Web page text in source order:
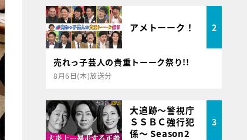
アメトーーク！ 2
売れっ子芸人の貴重トーーク祭り!!
8月6日(木)放送分
大追跡～警視庁
ＳＳＢＣ強行犯
係～ Season2
3